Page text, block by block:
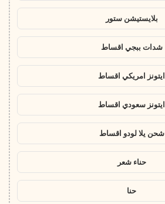
بلايستيشن ستور
شدات ببجي اقساط
ايتونز امريكي اقساط
ايتونز سعودي اقساط
شحن يلا لودو اقساط
حناء شعر
حنا